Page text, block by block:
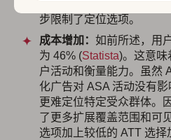
步限制了定位选项。
成本增加： 如前所述，用
为 46% (Statista)。这意味
户活动和衡量能力。虽然
化广告对 ASA 活动没有
更难定位特定受众群体。
了更多扩展覆盖范围和可
选项加上较低的 ATT 选